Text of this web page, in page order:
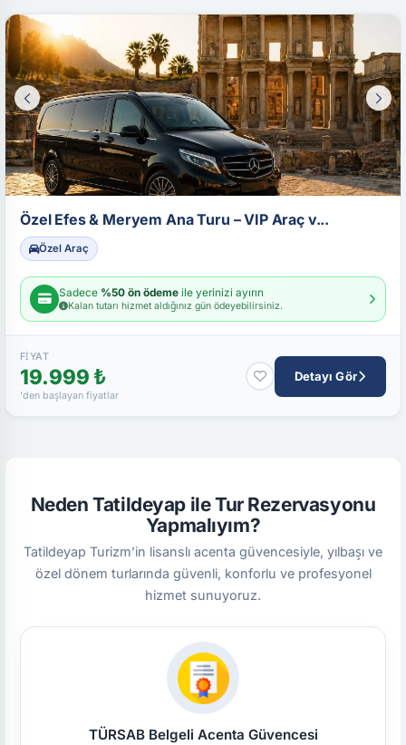
Özel Efes & Meryem Ana Turu – VIP Araç v...
Özel Araç
Sadece %50 ön ödeme ile yerinizi ayırın
Kalan tutarı hizmet aldığınız gün ödeyebilirsiniz.
FIYAT
19.999 ₺
'den başlayan fiyatlar
Detayı Gör
Neden Tatildeyap ile Tur Rezervasyonu
Yapmalıyım?
Tatildeyap Turizm’in lisanslı acenta güvencesiyle, yılbaşı ve
özel dönem turlarında güvenli, konforlu ve profesyonel
hizmet sunuyoruz.
TÜRSAB Belgeli Acenta Güvencesi